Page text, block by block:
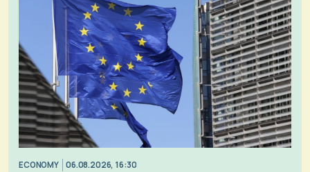
ECONOMY 06.08.2026, 16:30